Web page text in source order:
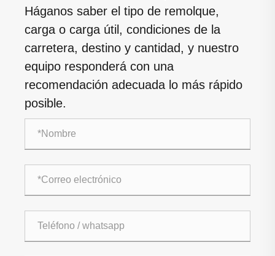
Háganos saber el tipo de remolque,
carga o carga útil, condiciones de la
carretera, destino y cantidad, y nuestro
equipo responderá con una
recomendación adecuada lo más rápido
posible.